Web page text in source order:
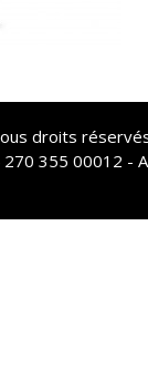
droits
270 355 00012 -